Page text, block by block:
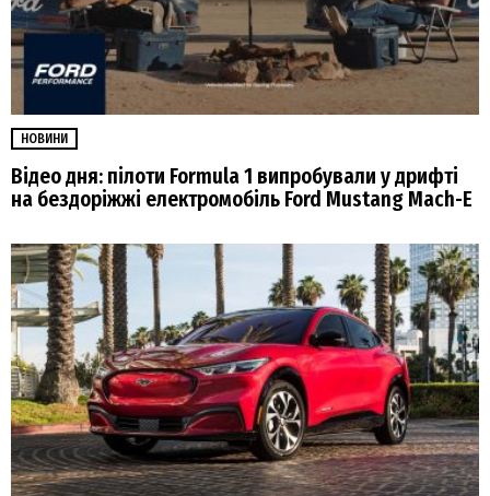
НОВИНИ
Відео дня: пілоти Formula 1 випробували у дрифті
на бездоріжжі електромобіль Ford Mustang Mach-E